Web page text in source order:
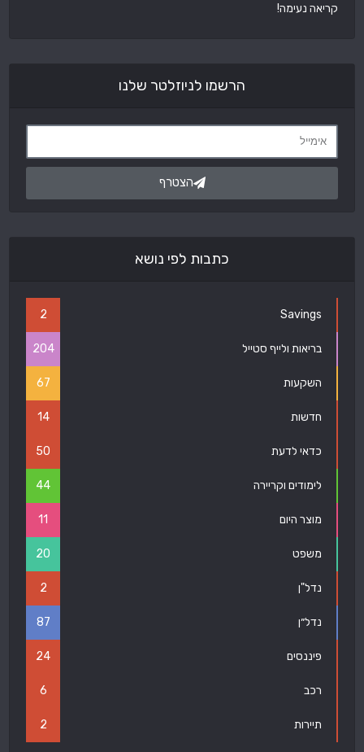
קריאה נעימה!
הרשמו לניוזלטר שלנו
הצטרף
כתבות לפי נושא
Savings
2
בריאות ולייף סטייל 204
השקעות 67
חדשות 14
כדאי לדעת 50
לימודים וקריירה 44
מוצר היום 11
משפט 20
נדל"ן 2
נדל״ן 87
פיננסים 24
רכב 6
תיירות 2